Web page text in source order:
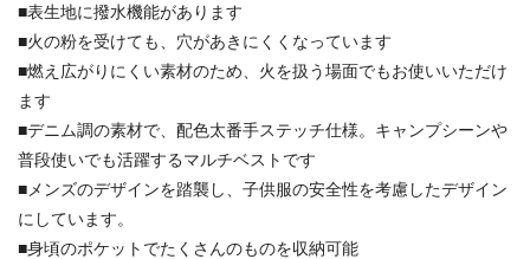
■表生地に撥水機能があります
■火の粉を受けても、穴があきにくくなっています
■燃え広がりにくい素材のため、火を扱う場面でもお使いいただけ
ます
■デニム調の素材で、配色太番手ステッチ仕様。キャンプシーンや
普段使いでも活躍するマルチベストです
■メンズのデザインを踏襲し、子供服の安全性を考慮したデザイン
にしています。
■身頃のポケットでたくさんのものを収納可能